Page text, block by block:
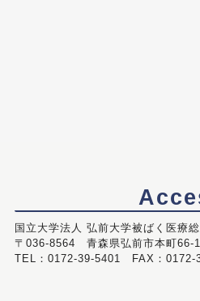
国立大学法人 弘前大学被ばく医療
〒036-8564 青森県弘前市本町66-1
TEL：0172-39-5401 FAX：0172-